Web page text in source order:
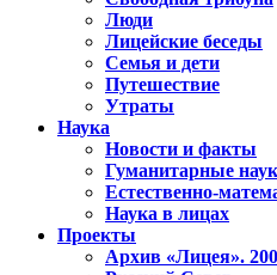
Люди
Лицейские беседы
Семья и дети
Путешествие
Утраты
Наука
Новости и факты
Гуманитарные
Естественно-
Наука в лицах
Проекты
Архив «Лицея».